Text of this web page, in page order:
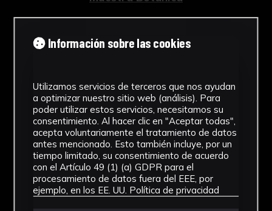
Cronología
SF
Fondo Herbario
Inscripciones
U-078
Género
Atropa
Información sobre las cookies
Utilizamos servicios de terceros que nos ayudan
a optimizar nuestro sitio web (análisis). Para
poder utilizar estos servicios, necesitamos su
consentimiento. Al hacer clic en "Aceptar todas",
acepta voluntariamente el tratamiento de datos
antes mencionado. Esto también incluye, por un
tiempo limitado, su consentimiento de acuerdo
con el Artículo 49 (1) (a) GDPR para el
procesamiento de datos fuera del EEE, por
ejemplo, en los EE. UU. Política de privacidad